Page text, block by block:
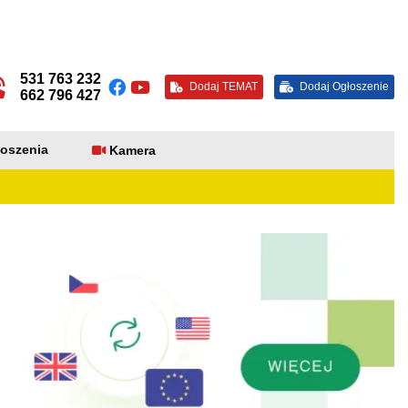
531 763 232
662 796 427
Dodaj TEMAT Dodaj Ogłoszenie
Kamera